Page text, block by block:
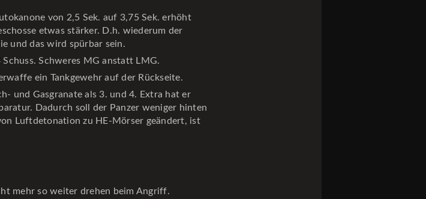
von 2,5 Sek. auf 3,75 Sek. erhöht
etwas stärker. D.h. wiederum der
und das wird spürbar sein.
Schweres MG anstatt LMG.
ein Tankgewehr auf der Rückseite.
und Gasgranate als 3. und 4. Extra hat er
Dadurch soll der Panzer weniger hinten
Luftdetonation zu HE-Mörser geändert, ist
mehr so weiter drehen beim Angriff.